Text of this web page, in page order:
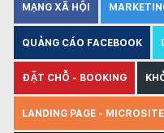
MẠNG XÃ HỘI
QUẢNG CÁO FACEBOOK
ĐẶT CHỖ - BOOKING
LANDING PAGE - MICROSITE